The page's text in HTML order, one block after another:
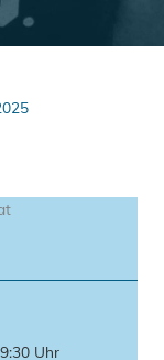
Uhr